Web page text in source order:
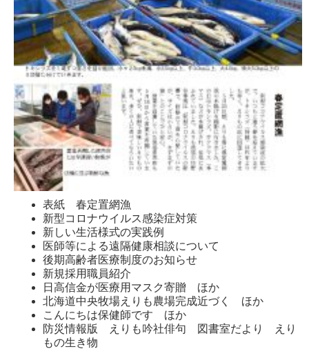
表紙 春定置網漁
新型コロナウイルス感染症対策
新しい生活様式の実践例
医師等による遠隔健康相談について
後期高齢者医療制度のお知らせ
新規採用職員紹介
日高信金が医療用マスク寄贈 ほか
北海道中央牧場えりも農場完成近づく ほか
こんにちは保健師です ほか
防災情報版 えりも吟社俳句 図書室だより えり
もの生き物